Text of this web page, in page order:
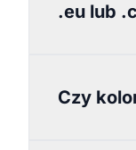
.eu lub
Czy